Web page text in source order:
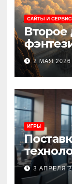
САЙТЫ И
Второе
2 МАЯ 2026
ИГРЫ
3 АПРЕЛЯ